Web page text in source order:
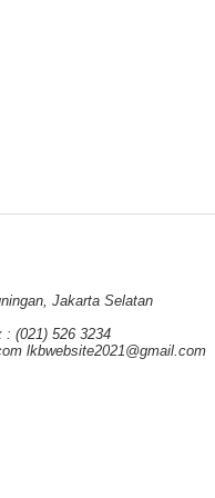
Jakarta Selatan
: (021) 526 3234
lkbwebsite2021@gmail.com